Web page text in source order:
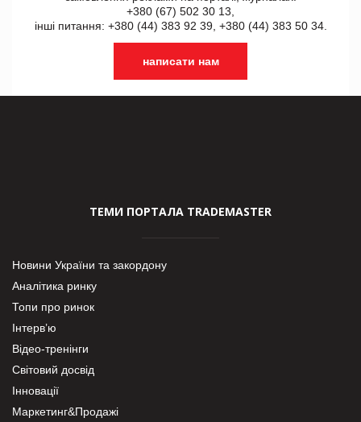
+380 (67) 502 30 13,
інші питання: +380 (44) 383 92 39, +380 (44) 383 50 34.
написати нам
ТЕМИ ПОРТАЛА TRADEMASTER
Новини України та закордону
Аналітика ринку
Топи про ринок
Інтерв’ю
Відео-тренінги
Світовий досвід
Інновації
Маркетинг&Продажі